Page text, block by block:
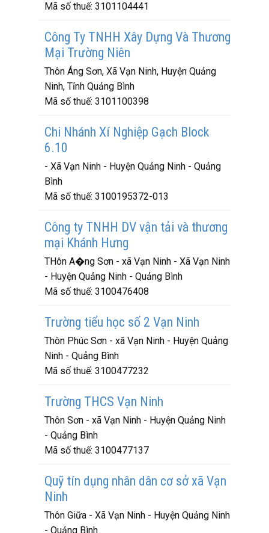
Mã số thuế: 3101104441
Công Ty TNHH Xây Dựng Và Thương
Mại Trường Niên
Thôn Áng Sơn, Xã Vạn Ninh, Huyện Quảng
Ninh, Tỉnh Quảng Bình
Mã số thuế: 3101100398
Chi Nhánh Xí Nghiệp Gạch Block
6.10
- Xã Vạn Ninh - Huyện Quảng Ninh - Quảng
Bình
Mã số thuế: 3100195372-013
Công ty TNHH DV vận tải và thương
mại Khánh Hưng
THôn A�ng Sơn - xã Vạn Ninh - Xã Vạn Ninh
- Huyện Quảng Ninh - Quảng Bình
Mã số thuế: 3100476408
Trường tiểu học số 2 Vạn Ninh
Thôn Phúc Sơn - xã Vạn Ninh - Huyện Quảng
Ninh - Quảng Bình
Mã số thuế: 3100477232
Trường THCS Vạn Ninh
Thôn Sơn - xã Vạn Ninh - Huyện Quảng Ninh
- Quảng Bình
Mã số thuế: 3100477137
Quỹ tín dụng nhân dân cơ sở xã Vạn
Ninh
Thôn Giữa - Xã Vạn Ninh - Huyện Quảng Ninh
- Quảng Bình